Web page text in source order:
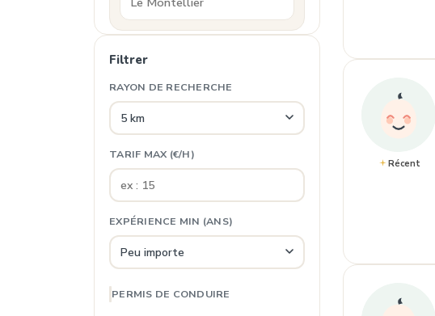
Filtrer
RAYON DE RECHERCHE
TARIF MAX (€/H)
EXPÉRIENCE MIN (ANS)
PERMIS DE CONDUIRE
Récent